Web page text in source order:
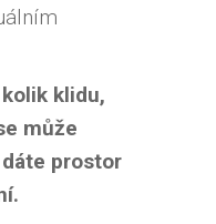
klidu,
může
prostor